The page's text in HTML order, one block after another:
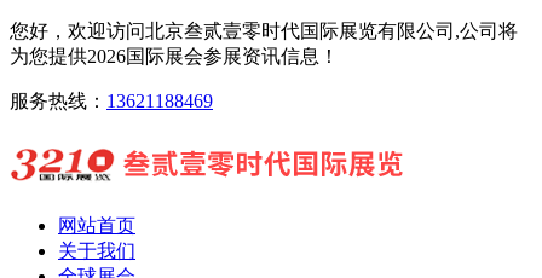
您好，欢迎访问北京叁贰壹零时代国际展览有限公司,公司将
为您提供2026国际展会参展资讯信息！
服务热线： 13621188469
网站首页
关于我们